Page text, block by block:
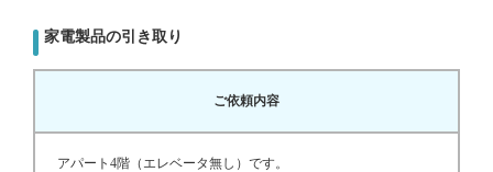
家電製品の引き取り
ご依頼内容
アパート4階（エレベータ無し）です。